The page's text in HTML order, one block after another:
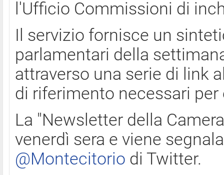
l'Ufficio Commissioni di
Il servizio fornisce un
parlamentari della
attraverso una serie di link
di riferimento necessari
La "Newsletter della
venerdì sera e viene
@Montecitorio di Twitter.